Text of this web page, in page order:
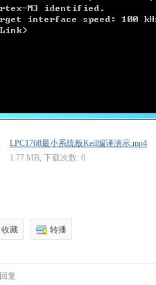
LPC1768最小系统板Keil编译演示.mp4
1.77 MB, 下载次数: 0
收藏 转播
回复